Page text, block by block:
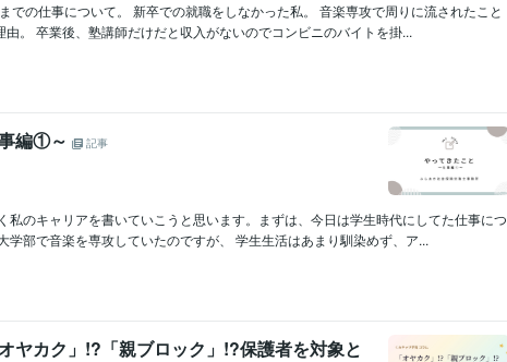
での仕事について。 新卒での就職をしなかった私。 音楽専攻で周りに流されたこと
由。 卒業後、塾講師だけだと収入がないのでコンビニのバイトを掛...
編①～
記事
私のキャリアを書いていこうと思います。まずは、今日は学生時代にしてた仕事につ
学部で音楽を専攻していたのですが、 学生生活はあまり馴染めず、ア...
ヤカク」!?「親ブロック」!?保護者を対象と